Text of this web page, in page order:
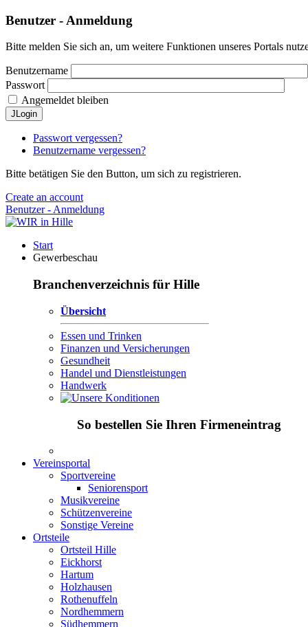
Benutzer - Anmeldung
Bitte melden Sie sich an, um weitere Funktionen unseres Portals
Benutzername
Passwort
Angemeldet bleiben
JLogin
Passwort vergessen?
Benutzername vergessen?
Bitte betätigen Sie den Button, um sich zu registrieren.
Create an account
Benutzer - Anmeldung
Start
Gewerbeschau
Branchenverzeichnis für Hille
Übersicht
Essen und Trinken
Finanzen und Versicherungen
Gesundheit
Handel und Dienstleistungen
Handwerk
So bestellen Sie Ihren Firmeneintrag
Vereinsportal
Sportvereine
Seniorensport
Musikvereine
Schützenvereine
Sonstige Vereine
Ortsteile
Ortsteil Hille
Eickhorst
Hartum
Holzhausen
Rothenuffeln
Nordhemmern
Südhemmern